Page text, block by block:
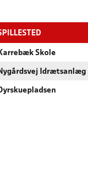
Skole
Idrætsanlæg